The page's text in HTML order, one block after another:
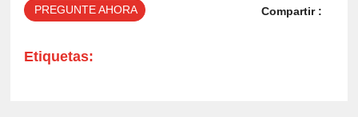
PREGUNTE AHORA Compartir :
Etiquetas: